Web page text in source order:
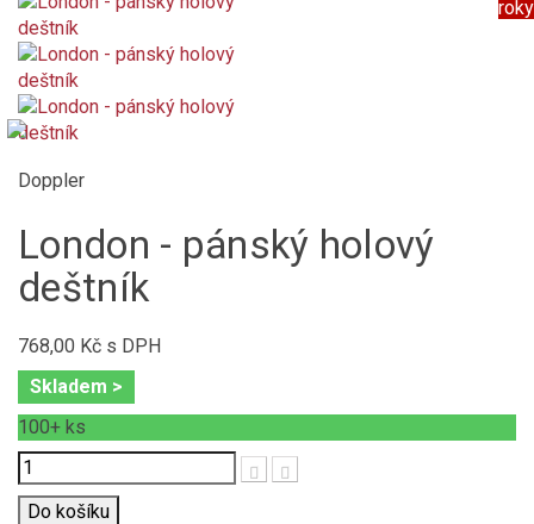
roky
Doppler
London - pánský holový
deštník
768,00 Kč s DPH
Skladem >
100+ ks
Počet
Do košíku